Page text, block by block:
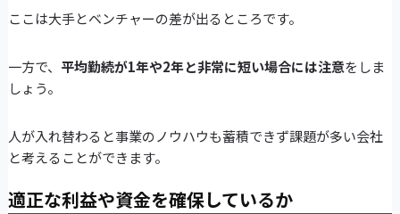
ここは大手とベンチャーの差が出るところです。
一方で、 平均勤続が1年や2年と非常に短い場合には注意をしま
しょう。
人が入れ替わると事業のノウハウも蓄積できず課題が多い会社
と考えることができます。
適正な利益や資金を確保しているか